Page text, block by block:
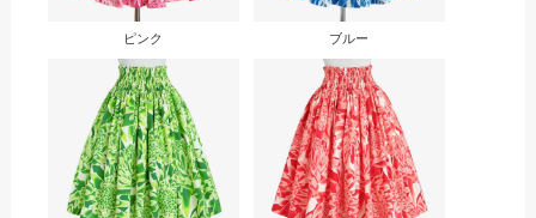
ピンク ブルー